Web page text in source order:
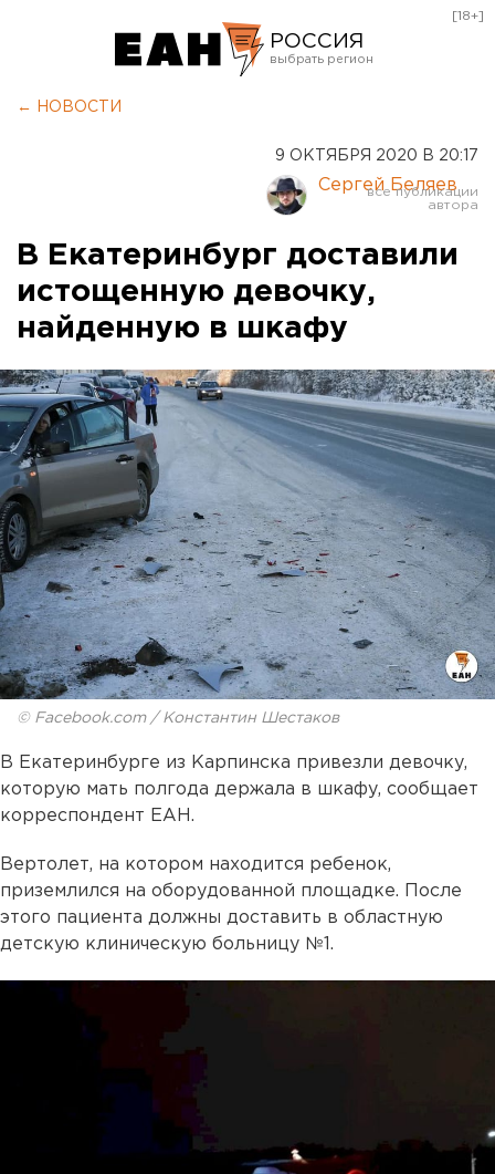
РОССИЯ
Курган
Оренбург
[18+]
← НОВОСТИ
9 ОКТЯБРЯ 2020 В 20:17
Сергей Беляев
В Екатеринбург доставили
истощенную девочку,
найденную в шкафу
© Facebook.com / Константин Шестаков
В Екатеринбурге из Карпинска привезли девочку,
которую мать полгода держала в шкафу, сообщает
корреспондент ЕАН.
Вертолет, на котором находится ребенок,
приземлился на оборудованной площадке. После
этого пациента должны доставить в областную
детскую клиническую больницу №1.